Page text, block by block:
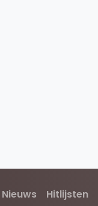
Nieuws Hitlijsten